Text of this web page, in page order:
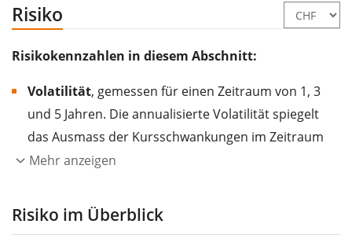
Risiko
Risikokennzahlen in diesem Abschnitt:
Volatilität, gemessen für einen Zeitraum von 1, 3
und 5 Jahren. Die annualisierte Volatilität spiegelt
das Ausmass der Kursschwankungen im Zeitraum
eines Jahres wider.
Aktie, des ETF, usw.) in der Vergangenheit
Mehr anzeigen
Risiko im Überblick